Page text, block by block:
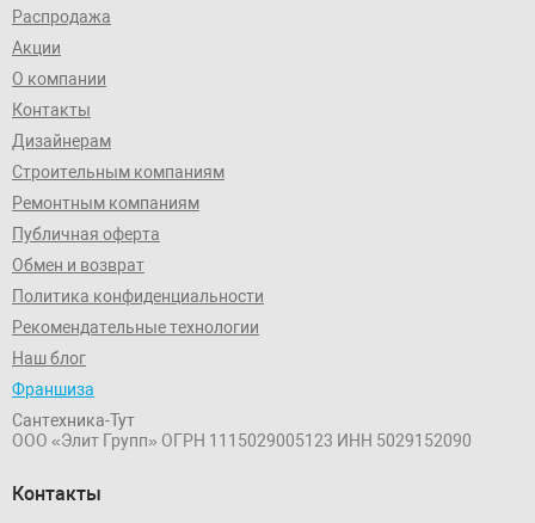
Распродажа
Акции
О компании
Контакты
Дизайнерам
Строительным компаниям
Ремонтным компаниям
Публичная оферта
Обмен и возврат
Политика конфиденциальности
Рекомендательные технологии
Наш блог
Франшиза
Сантехника-Тут
ООО «Элит Групп» ОГРН 1115029005123 ИНН 5029152090
Контакты